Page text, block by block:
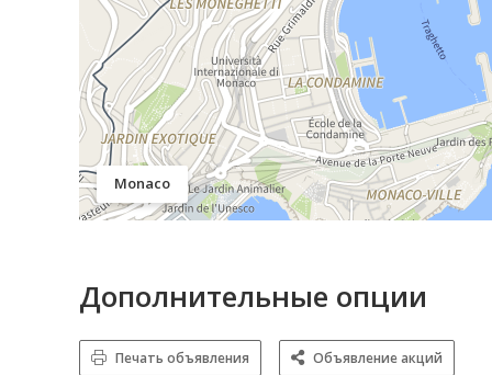
Monaco
Дополнительные опции
Печать объявления Объявление акций